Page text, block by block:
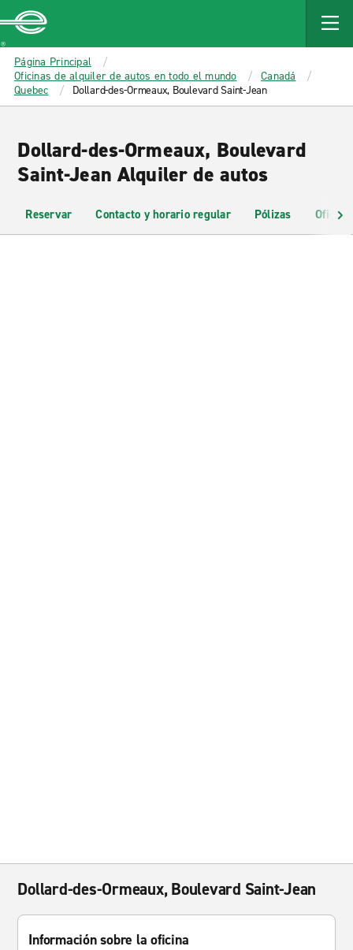
MAIN
CONTENT
Enterprise
Página Principal
Oficinas de alquiler de autos en todo el mundo
Canadá
Quebec
Dollard-des-Ormeaux, Boulevard Saint-Jean
Dollard-des-Ormeaux, Boulevard
Saint-Jean Alquiler de autos
Reservar Contacto y horario regular Pólizas
Dollard-des-Ormeaux, Boulevard Saint-Jean
Información sobre la oficina